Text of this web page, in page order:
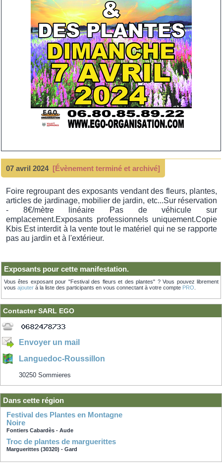
07 avril 2024[Évènement terminé et archivé]
Foire regroupant des exposants vendant des fleurs, plantes,
articles de jardinage, mobilier de jardin, etc...Sur réservation
- 8€/mètre linéaire Pas de véhicule sur
emplacement.Exposants professionnels uniquement.Copie
Kbis Est interdit à la vente tout le matériel qui ne se rapporte
pas au jardin et à l'extérieur.
Exposants pour cette manifestation.
Vous êtes exposant pour "Festival des fleurs et des plantes" ? Vous pouvez librement
vous ajouter à la liste des participants en vous connectant à votre compte PRO
Contacter SARL EGO
Envoyer un mail
Languedoc-Roussillon
30250 Sommieres
Dans cette région
Festival des Plantes en Montagne
Noire
Fontiers Cabardès - Aude
troc de plantes de marguerittes
Marguerittes (30320) - Gard